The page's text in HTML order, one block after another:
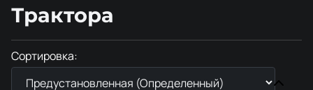
Трактора
Сортировка: